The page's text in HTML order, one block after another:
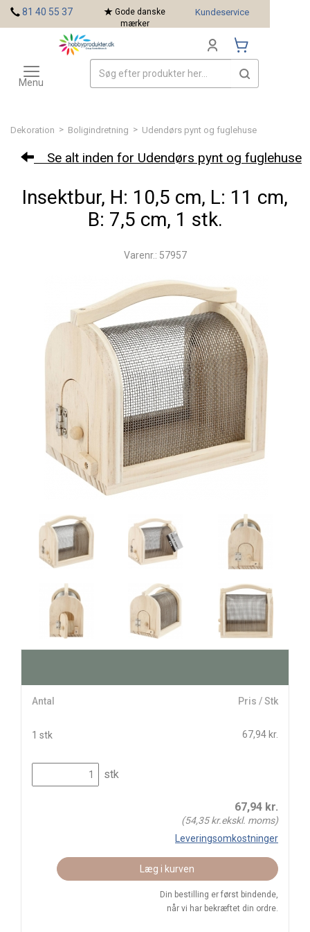
Dekoration > Boligindretning > Udendørs pynt og fuglehuse
Se alt inden for Udendørs pynt og fuglehuse
Insektbur, H: 10,5 cm, L: 11 cm,
B: 7,5 cm, 1 stk.
Varenr.: 57957
Antal Pris / Stk
1 stk 67,94 kr.
stk
67,94 kr.
(54,35kr.ekskl. moms)
Leveringsomkostninger
Læg i kurven
Din bestilling er først bindende,
når vi har bekræftet din ordre.
81 40 55 37
Gode danske
mærker
Kundeservice
Toggle
navigation
Menu
Mærker